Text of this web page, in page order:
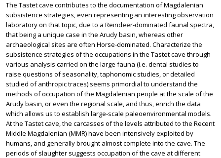
The Tastet cave contributes to the documentation of Magdalenian
subsistence strategies, even representing an interesting observation
laboratory on that topic, due to a Reindeer-dominated faunal spectra,
that being a unique case in the Arudy basin, whereas other
archaeological sites are often Horse-dominated. Characterize the
subsistence strategies of the occupations in the Tastet cave through
various analysis carried on the large fauna (i.e. dental studies to
raise questions of seasonality, taphonomic studies, or detailed
studied of anthropic traces) seems primordial to understand the
methods of occupation of the Magdalenian people at the scale of the
Arudy basin, or even the regional scale, and thus, enrich the data
which allows us to establish large-scale paleoenvironmental models.
At the Tastet cave, the carcasses of the levels attributed to the Recent
Middle Magdalenian (MMR) have been intensively exploited by
humans, and generally brought almost complete into the cave. The
periods of slaughter suggests occupation of the cave at different